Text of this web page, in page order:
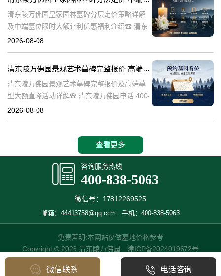
清东陵万佛园皇家园林墓碑分层定价策略详解
及中端墓位限时大额让利优惠福利介绍☎ 清东
陵万佛园电话:400-838-5063清东陵万佛园，作
2026-08-08
清东陵万佛园景观艺术墓碑完整报价 高端墓型大额直降活动详解
清东陵万佛园景观艺术墓碑完整报价及高端墓
型大额直降活动详解☎ 清东陵万佛园电话:400-
838-5063清东陵万佛园，作为中国历史悠久的
2026-08-08
查看更多
咨询服务热线
400-838-5063
微信号：17812269525
邮箱：44413758@qq.com 手机：400-838-5063
免责声明:本网站仅做墓地价格参考
Copyright © 2026 清东陵万佛园 津ICP备2024019672号
微信联系 电话咨询